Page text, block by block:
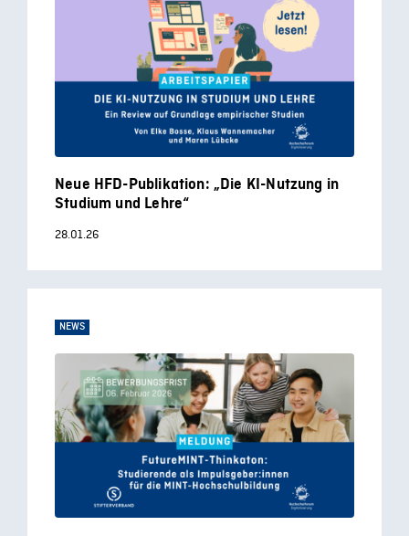
Neue HFD-Publikation: „Die KI-Nutzung in
Studium und Lehre“
28.01.26
NEWS